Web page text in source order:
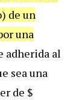
de un
una
adherida al
sea una
de $